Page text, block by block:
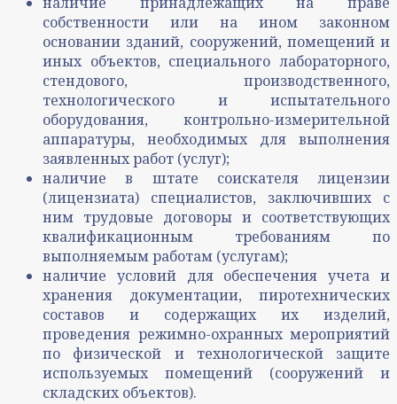
собственности или на ином законном
основании зданий, сооружений, помещений и
иных объектов, специального лабораторного,
стендового, производственного,
технологического и испытательного
оборудования, контрольно-измерительной
аппаратуры, необходимых для выполнения
заявленных работ (услуг);
наличие в штате соискателя лицензии
(лицензиата) специалистов, заключивших с
ним трудовые договоры и соответствующих
квалификационным требованиям по
выполняемым работам (услугам);
наличие условий для обеспечения учета и
хранения документации, пиротехнических
составов и содержащих их изделий,
проведения режимно-охранных мероприятий
по физической и технологической защите
используемых помещений (сооружений и
складских объектов).